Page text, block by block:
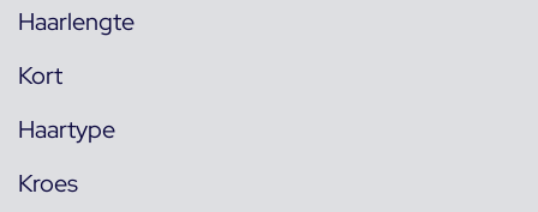
Haarlengte
Kort
Haartype
Kroes